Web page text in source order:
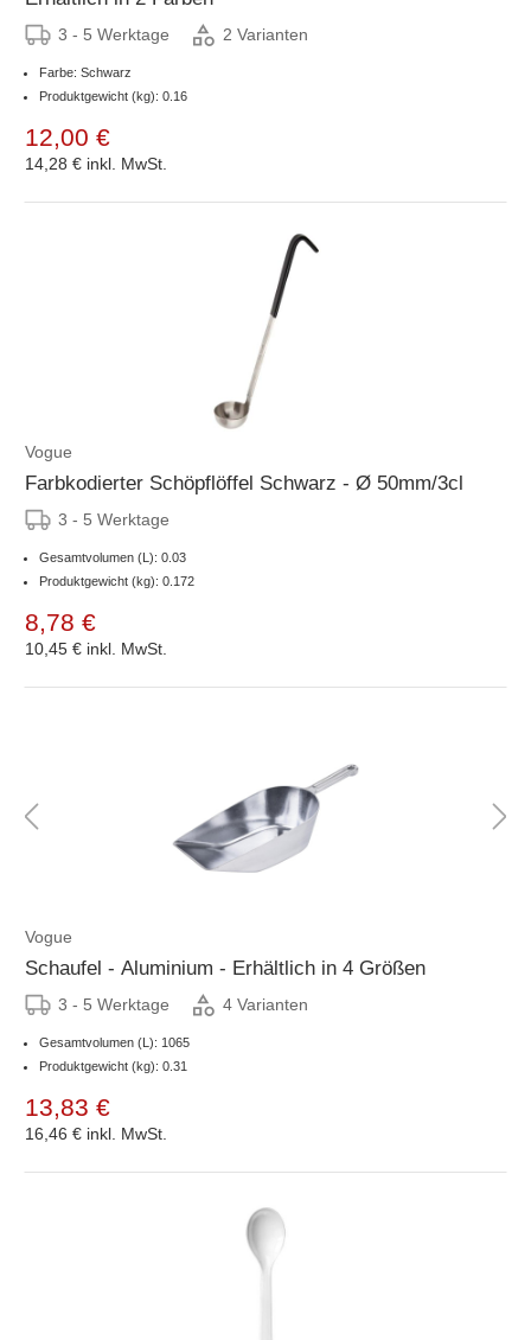
3 - 5 Werktage 2 Varianten
Farbe: Schwarz
Produktgewicht (kg): 0.16
12,00 €
14,28 € inkl. MwSt.
Vogue
Farbkodierter Schöpflöffel Schwarz - Ø 50mm/3cl
3 - 5 Werktage
Gesamtvolumen (L): 0.03
Produktgewicht (kg): 0.172
8,78 €
10,45 € inkl. MwSt.
Vogue
Schaufel - Aluminium - Erhältlich in 4 Größen
3 - 5 Werktage 4 Varianten
Gesamtvolumen (L): 1065
Produktgewicht (kg): 0.31
13,83 €
16,46 € inkl. MwSt.